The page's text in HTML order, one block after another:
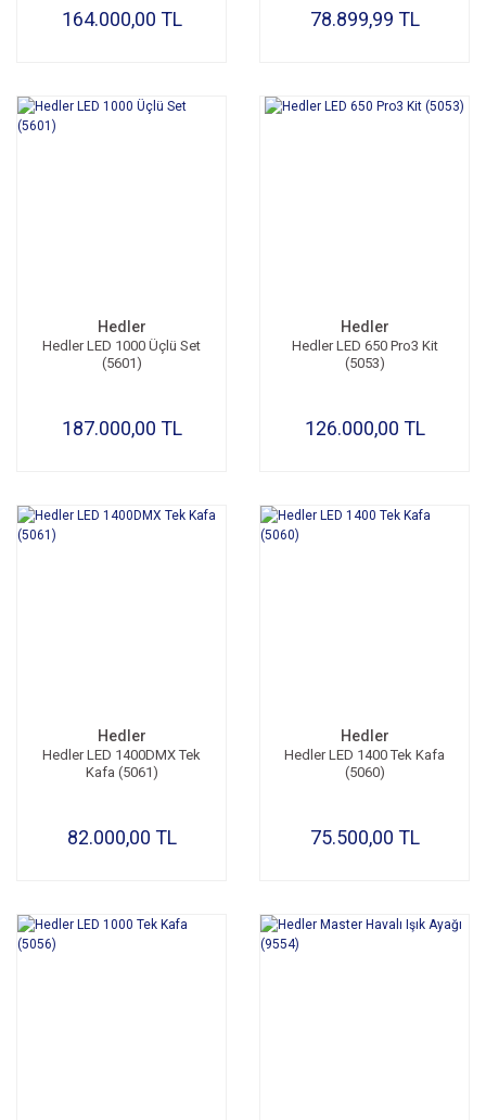
164.000,00 TL 78.899,99 TL
Hedler
Hedler LED 1000 Üçlü Set
(5601)
187.000,00 TL
Hedler
Hedler LED 650 Pro3 Kit
(5053)
126.000,00 TL
Hedler
Hedler LED 1400DMX Tek
Kafa (5061)
82.000,00 TL
Hedler
Hedler LED 1400 Tek Kafa
(5060)
75.500,00 TL